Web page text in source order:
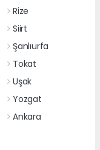
Rize
Siirt
Şanlıurfa
Tokat
Uşak
Yozgat
Ankara